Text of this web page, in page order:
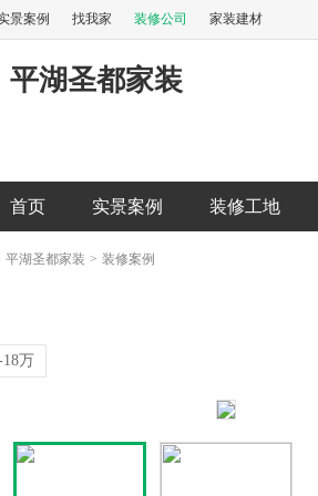
景案例 找我家 装修公司 家装建材
平湖圣都家装
首页 实景案例 装修工地
平湖圣都家装 > 装修案例
18万